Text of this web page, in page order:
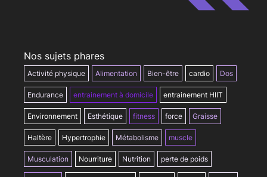
Nos sujets phares
Activité physique Alimentation Bien-être cardio Dos
Endurance entrainement à domicile entrainement HIIT
Environnement Esthétique fitness force Graisse
Haltère Hypertrophie Métabolisme muscle
Musculation Nourriture Nutrition perte de poids